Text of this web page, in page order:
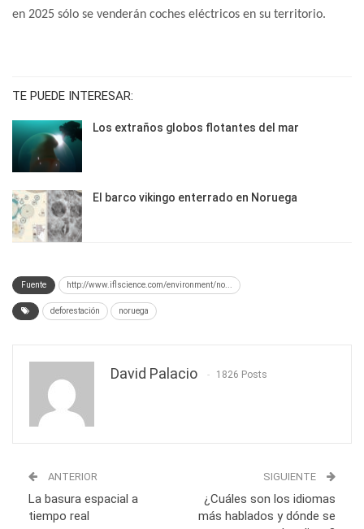
en 2025 sólo se venderán coches eléctricos en su territorio.
TE PUEDE INTERESAR:
Los extraños globos flotantes del mar
El barco vikingo enterrado en Noruega
Fuente http://www.iflscience.com/environment/no...
deforestación noruega
David Palacio 1826 Posts
ANTERIOR
La basura espacial a
tiempo real
SIGUIENTE
¿Cuáles son los idiomas
más hablados y dónde se